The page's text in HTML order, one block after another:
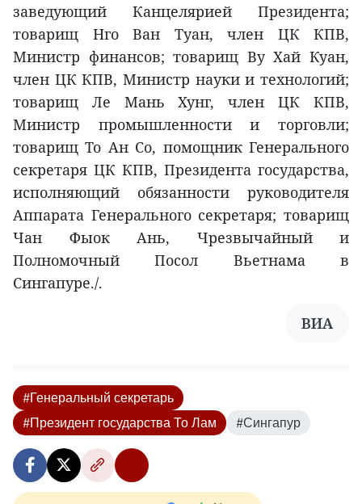
заведующий Канцелярией Президента;
товарищ Нго Ван Туан, член ЦК КПВ,
Министр финансов; товарищ Ву Хай Куан,
член ЦК КПВ, Министр науки и технологий;
товарищ Ле Мань Хунг, член ЦК КПВ,
Министр промышленности и торговли;
товарищ То Ан Со, помощник Генерального
секретаря ЦК КПВ, Президента государства,
исполняющий обязанности руководителя
Аппарата Генерального секретаря; товарищ
Чан Фыок Ань, Чрезвычайный и
Полномочный Посол Вьетнама в
Сингапуре./.
ВИА
#Генеральный секретарь
#Президент государства То Лам
#Сингапур